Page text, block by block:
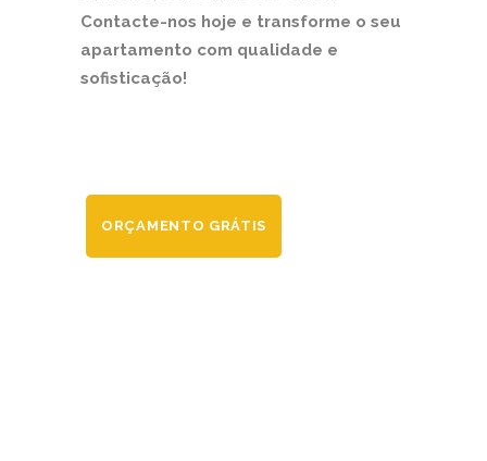
Contacte-nos hoje e transforme o seu
apartamento com qualidade e
sofisticação!
ORÇAMENTO GRÁTIS